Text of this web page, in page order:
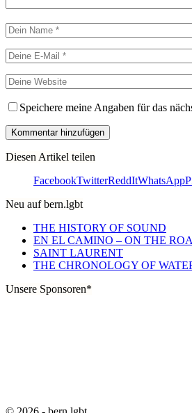
Speichere meine Angaben für das
Diesen Artikel teilen
FacebookTwitterReddItWhatsApp
Neu auf bern.lgbt
THE HISTORY OF SOUND
EN EL CAMINO – ON THE
SAINT LAURENT
THE CHRONOLOGY OF
Unsere Sponsoren*